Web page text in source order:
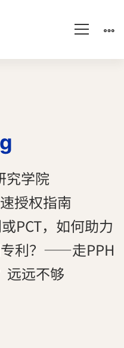
究学院
授权指南
PCT，如何助力
利？——走PPH
远远不够